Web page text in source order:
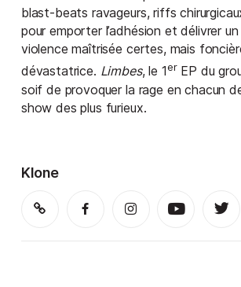
blast-beats ravageurs, riffs
pour emporter l’adhésion et délivrer
violence maîtrisée certes, mais
dévastatrice. Limbes, le 1erEP du
soif de provoquer la rage en chacun
show des plus furieux.
Klone